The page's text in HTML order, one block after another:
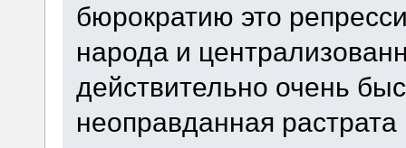
бюрократию это
народа и
действительно очень
неоправданная